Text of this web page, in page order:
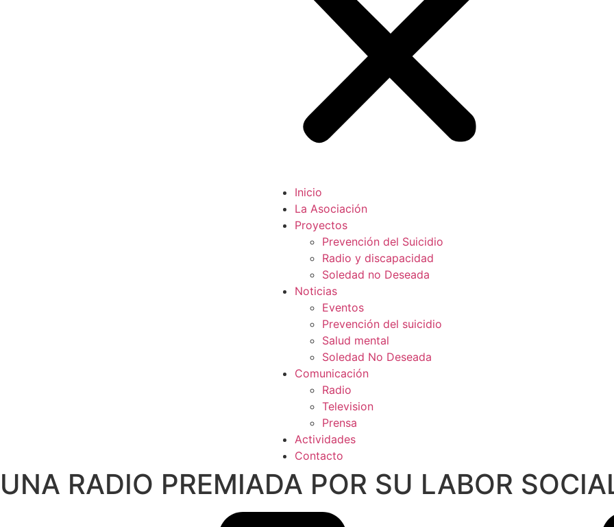
Inicio
La Asociación
Proyectos
Prevención del Suicidio
Radio y discapacidad
Soledad no Deseada
Noticias
Eventos
Prevención del suicidio
Salud mental
Soledad No Deseada
Comunicación
Radio
Television
Prensa
Actividades
Contacto
UNA RADIO PREMIADA POR SU LABOR